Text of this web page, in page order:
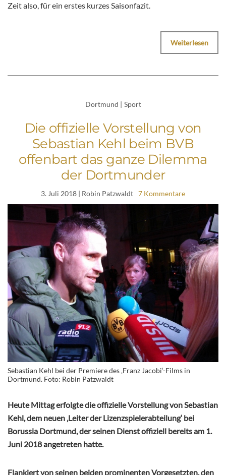
Zeit also, für ein erstes kurzes Saisonfazit.
Weiterlesen
Dortmund | Sport
Die offizielle Vorstellung von
Sebastian Kehl beim BVB
offenbart das ganze Dilemma
der Dortmunder
3. Juli 2018 | Robin Patzwaldt 7 Kommentare
Sebastian Kehl bei der Premiere des ‚Franz Jacobi‘-Films in
Dortmund. Foto: Robin Patzwaldt
Heute Mittag erfolgte die offizielle Vorstellung von Sebastian
Kehl, dem neuen ‚Leiter der Lizenzspielerabteilung‘ bei
Borussia Dortmund, der seinen Dienst offiziell bereits am 1.
Juni 2018 angetreten hatte.
Flankiert von seinen beiden prominenten Vorgesetzten, den